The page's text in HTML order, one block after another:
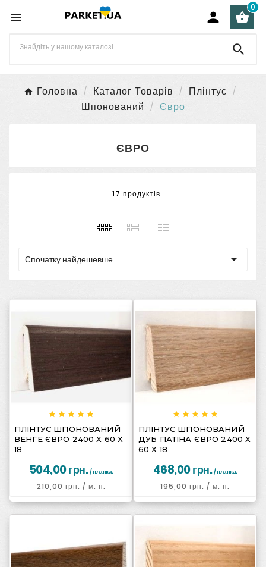
  
0

Головна Каталог Товарів
Плінтус
Шпонований
Євро
ЄВРО
17 продуктів
Спочатку найдешевше 
  
    
ПЛІНТУС ШПОНОВАНИЙ
ВЕНГЕ ЄВРО 2400 Х 60 Х
18
504,00 грн. / планка.
210,00 грн. / м. п.
  
    
ПЛІНТУС ШПОНОВАНИЙ
ДУБ ПАТІНА ЄВРО 2400 Х
60 Х 18
468,00 грн. / планка.
195,00 грн. / м. п.